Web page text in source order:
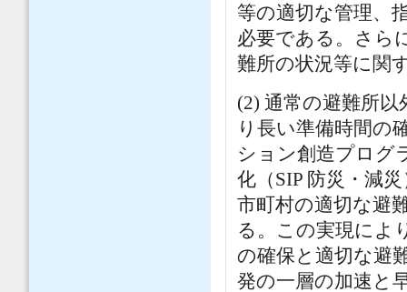
等の適切な管理、
必要である。さら
難所の状況等に関
(2) 通常の避難所
り長い準備時間の
ション創造プログ
化（SIP 防災・減
市町村の適切な避
る。この実現によ
の確保と適切な避
発の一層の加速と